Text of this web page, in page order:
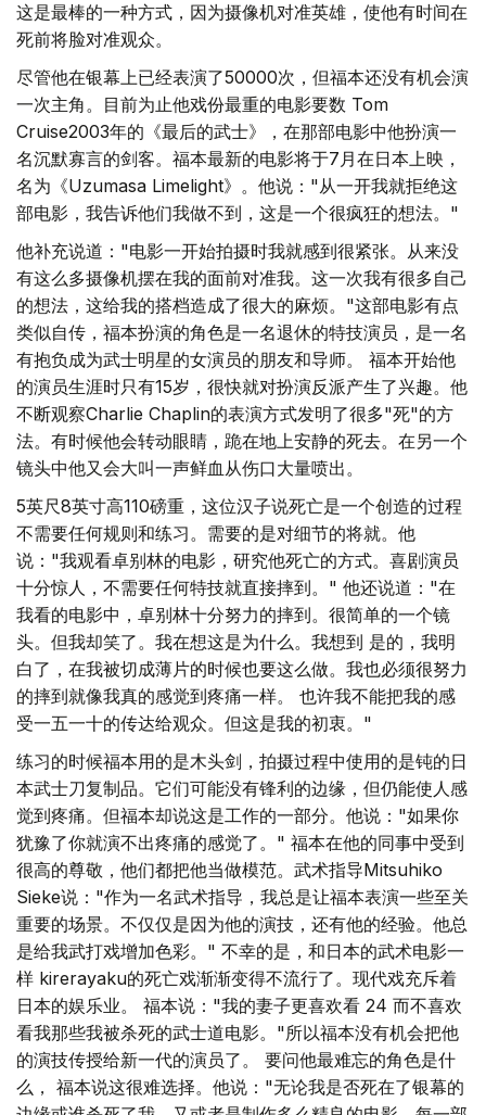
这是最棒的一种方式，因为摄像机对准英雄，使他有时间在
死前将脸对准观众。
尽管他在银幕上已经表演了50000次，但福本还没有机会演
一次主角。目前为止他戏份最重的电影要数 Tom
Cruise2003年的《最后的武士》，在那部电影中他扮演一
名沉默寡言的剑客。福本最新的电影将于7月在日本上映，
名为《Uzumasa Limelight》。他说："从一开我就拒绝这
部电影，我告诉他们我做不到，这是一个很疯狂的想法。"
他补充说道："电影一开始拍摄时我就感到很紧张。从来没
有这么多摄像机摆在我的面前对准我。这一次我有很多自己
的想法，这给我的搭档造成了很大的麻烦。"这部电影有点
类似自传，福本扮演的角色是一名退休的特技演员，是一名
有抱负成为武士明星的女演员的朋友和导师。 福本开始他
的演员生涯时只有15岁，很快就对扮演反派产生了兴趣。他
不断观察Charlie Chaplin的表演方式发明了很多"死"的方
法。有时候他会转动眼睛，跪在地上安静的死去。在另一个
镜头中他又会大叫一声鲜血从伤口大量喷出。
5英尺8英寸高110磅重，这位汉子说死亡是一个创造的过程
不需要任何规则和练习。需要的是对细节的将就。他
说："我观看卓别林的电影，研究他死亡的方式。喜剧演员
十分惊人，不需要任何特技就直接摔到。" 他还说道："在
我看的电影中，卓别林十分努力的摔到。很简单的一个镜
头。但我却笑了。我在想这是为什么。我想到 是的，我明
白了，在我被切成薄片的时候也要这么做。我也必须很努力
的摔到就像我真的感觉到疼痛一样。 也许我不能把我的感
受一五一十的传达给观众。但这是我的初衷。"
练习的时候福本用的是木头剑，拍摄过程中使用的是钝的日
本武士刀复制品。它们可能没有锋利的边缘，但仍能使人感
觉到疼痛。但福本却说这是工作的一部分。他说："如果你
犹豫了你就演不出疼痛的感觉了。" 福本在他的同事中受到
很高的尊敬，他们都把他当做模范。武术指导Mitsuhiko
Sieke说："作为一名武术指导，我总是让福本表演一些至关
重要的场景。不仅仅是因为他的演技，还有他的经验。他总
是给我武打戏增加色彩。" 不幸的是，和日本的武术电影一
样 kirerayaku的死亡戏渐渐变得不流行了。现代戏充斥着
日本的娱乐业。 福本说："我的妻子更喜欢看 24 而不喜欢
看我那些我被杀死的武士道电影。"所以福本没有机会把他
的演技传授给新一代的演员了。 要问他最难忘的角色是什
么， 福本说这很难选择。他说："无论我是否死在了银幕的